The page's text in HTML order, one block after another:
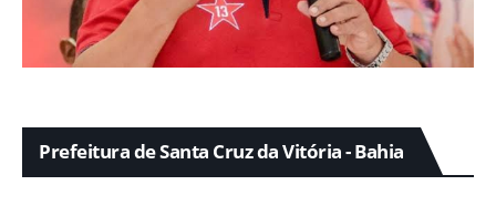
Prefeitura de Santa Cruz da Vitória - Bahia